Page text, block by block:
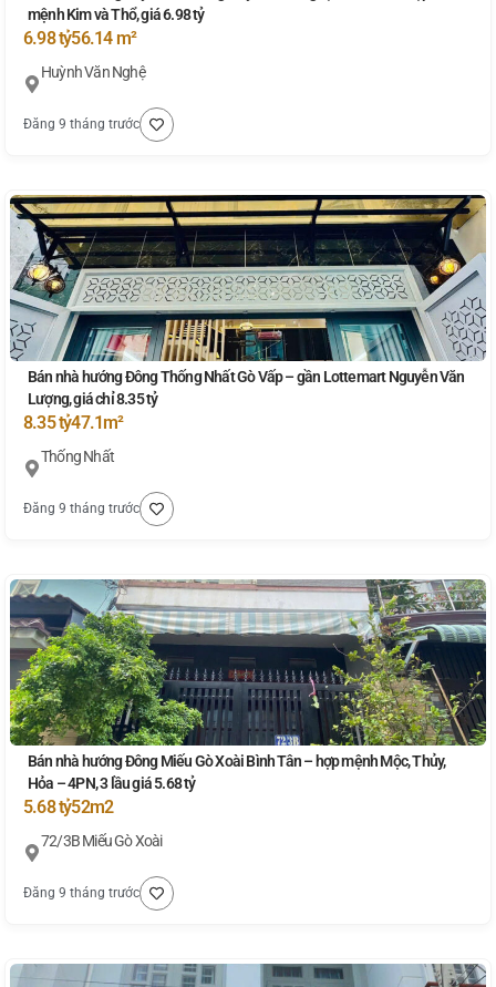
mệnh Kim và Thổ, giá 6.98 tỷ
6.98 tỷ56.14 m²
Huỳnh Văn Nghệ
Đăng 9 tháng trước
Bán nhà hướng Đông Thống Nhất Gò Vấp – gần Lottemart Nguyễn Văn
Lượng, giá chỉ 8.35 tỷ
8.35 tỷ47.1m²
Thống Nhất
Đăng 9 tháng trước
Bán nhà hướng Đông Miếu Gò Xoài Bình Tân – hợp mệnh Mộc, Thủy,
Hỏa – 4PN, 3 lầu giá 5.68 tỷ
5.68 tỷ52m2
72/3B Miếu Gò Xoài
Đăng 9 tháng trước